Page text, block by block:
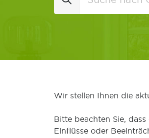
Wir stellen Ihnen die
Bitte beachten Sie,
Einflüsse oder